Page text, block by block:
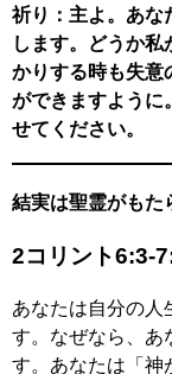
祈り：主よ。あな
します。どうか
かりする時も失意
ができますように
せてください。
結実は聖霊がもた
2コリント6:3-
あなたは自分の人
す。なぜなら、あ
す。あなたは「神